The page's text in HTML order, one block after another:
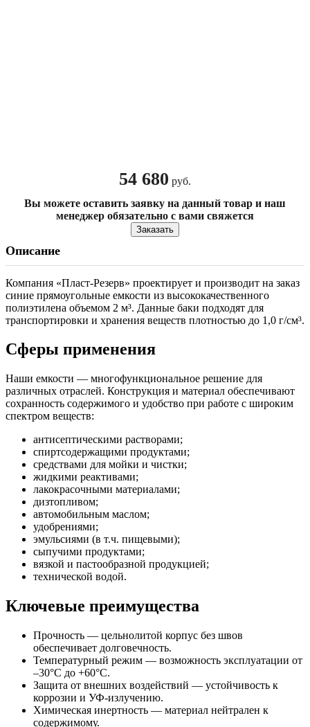
54 680 руб.
Вы можете оставить заявку на данный товар и наш
менеджер обязательно с вами свяжется
Заказать
Описание
Компания «Пласт-Резерв» проектирует и производит на заказ
синие прямоугольные емкости из высококачественного
полиэтилена объемом 2 м³. Данные баки подходят для
транспортировки и хранения веществ плотностью до 1,0 г/см³.
Сферы применения
Наши емкости — многофункциональное решение для
различных отраслей. Конструкция и материал обеспечивают
сохранность содержимого и удобство при работе с широким
спектром веществ:
антисептическими растворами;
спиртсодержащими продуктами;
средствами для мойки и чистки;
жидкими реактивами;
лакокрасочными материалами;
дизтопливом;
автомобильным маслом;
удобрениями;
эмульсиями (в т.ч. пищевыми);
сыпучими продуктами;
вязкой и пастообразной продукцией;
технической водой.
Ключевые преимущества
Прочность — цельнолитой корпус без швов
обеспечивает долговечность.
Температурный режим — возможность эксплуатации от
–30°С до +60°С.
Защита от внешних воздействий — устойчивость к
коррозии и УФ-излучению.
Химическая инертность — материал нейтрален к
содержимому.